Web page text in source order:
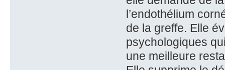
l’endothélium
de la greffe. Elle
psychologiques
une meilleure